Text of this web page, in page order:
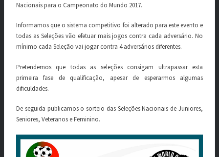
Nacionais para o Campeonato do Mundo 2017.
Informamos que o sistema competitivo foi alterado para este evento e
todas as Seleções vão efetuar mais jogos contra cada adversário. No
mínimo cada Seleção vai jogar contra 4 adversários diferentes.
Pretendemos que todas as seleções consigam ultrapassar esta
primeira fase de qualificação, apesar de esperarmos algumas
dificuldades.
De seguida publicamos o sorteio das Seleções Nacionais de Juniores,
Seniores, Veteranos e Feminino.